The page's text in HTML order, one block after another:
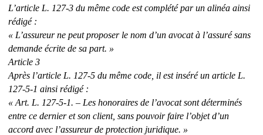
L’article L. 127-3 du même code est complété par un alinéa ainsi
rédigé :
« L’assureur ne peut proposer le nom d’un avocat à l’assuré sans
demande écrite de sa part. »
Article 3
Après l’article L. 127-5 du même code, il est inséré un article L.
127-5-1 ainsi rédigé :
« Art. L. 127-5-1. – Les honoraires de l’avocat sont déterminés
entre ce dernier et son client, sans pouvoir faire l’objet d’un
accord avec l’assureur de protection juridique. »